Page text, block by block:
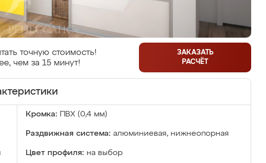
точную стоимость!
чем за 15 минут!
ЗАКАЗАТЬ
РАСЧЁТ
Кромка: ПВХ (0,4 мм)
Раздвижная система: алюминиевая, нижнеопорная
Цвет профиля: на выбор